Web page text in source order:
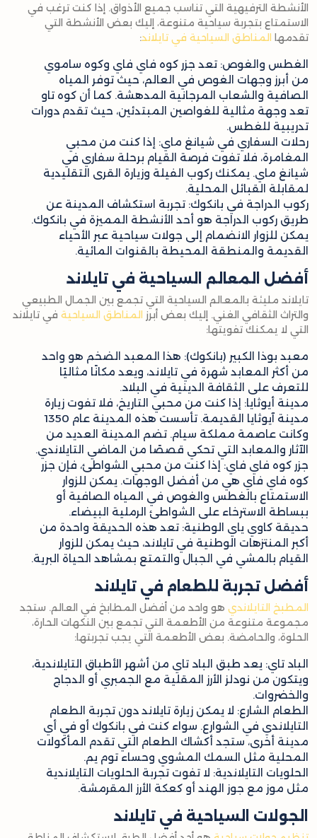
الأنشطة الترفيهية التي تناسب جميع الأذواق. إذا كنت ترغب في
الاستمتاع بتجربة سياحية متنوعة، إليك بعض الأنشطة التي
تقدمها المناطق السياحية في تايلاند:
الغطس والغوص: تعد جزر كوه فاي فاي وكوه ساموي
من أبرز وجهات الغوص في العالم، حيث توفر المياه
الصافية والشعاب المرجانية المدهشة. كما أن كوه تاو
تعد وجهة مثالية للغواصين المبتدئين، حيث تقدم دورات
تدريبية للغطس.
رحلات السفاري في شيانغ ماي: إذا كنت من محبي
المغامرة، فلا تفوت فرصة القيام برحلة سفاري في
شيانغ ماي. يمكنك ركوب الفيلة وزيارة القرى التقليدية
لمقابلة القبائل المحلية.
ركوب الدراجة في بانكوك: تجربة استكشاف المدينة عن
طريق ركوب الدراجة هو أحد الأنشطة المميزة في بانكوك.
يمكن للزوار الانضمام إلى جولات سياحية عبر الأحياء
القديمة والمنطقة المحيطة بالقنوات المائية.
أفضل المعالم السياحية في تايلاند
تايلاند مليئة بالمعالم السياحية التي تجمع بين الجمال الطبيعي
والتراث الثقافي الغني. إليك بعض أبرز المناطق السياحية في تايلاند
التي لا يمكنك تفويتها:
معبد بوذا الكبير (بانكوك): هذا المعبد الضخم هو واحد
من أكثر المعابد شهرة في تايلاند، ويعد مكانًا مثاليًا
للتعرف على الثقافة الدينية في البلاد.
مدينة أيوثايا: إذا كنت من محبي التاريخ، فلا تفوت زيارة
مدينة آيوثايا القديمة. تأسست هذه المدينة عام 1350
وكانت عاصمة مملكة سيام. تضم المدينة العديد من
الآثار والمعابد التي تحكي قصصًا من الماضي التايلاندي.
جزر كوه فاي فاي: إذا كنت من محبي الشواطئ، فإن جزر
كوه فاي فاي هي من أفضل الوجهات. يمكن للزوار
الاستمتاع بالغطس والغوص في المياه الصافية أو
ببساطة الاسترخاء على الشواطئ الرملية البيضاء.
حديقة كاوي ياي الوطنية: تعد هذه الحديقة واحدة من
أكبر المنتزهات الوطنية في تايلاند، حيث يمكن للزوار
القيام بالمشي في الجبال والتمتع بمشاهد الحياة البرية.
أفضل تجربة للطعام في تايلاند
المطبخ التايلاندي هو واحد من أفضل المطابخ في العالم. ستجد
مجموعة متنوعة من الأطعمة التي تجمع بين النكهات الحارة،
الحلوة، والحامضة. بعض الأطعمة التي يجب تجربتها:
الباد تاي: يعد طبق الباد تاي من أشهر الأطباق التايلاندية،
ويتكون من نودلز الأرز المقلية مع الجمبري أو الدجاج
والخضروات.
الطعام الشارع: لا يمكن زيارة تايلاند دون تجربة الطعام
التايلاندي في الشوارع. سواء كنت في بانكوك أو في أي
مدينة أخرى، ستجد أكشاك الطعام التي تقدم المأكولات
المحلية مثل السمك المشوي وحساء توم يم.
الحلويات التايلاندية: لا تفوت تجربة الحلويات التايلاندية
مثل موز مع جوز الهند أو كعكة الأرز المقرمشة.
الجولات السياحية في تايلاند